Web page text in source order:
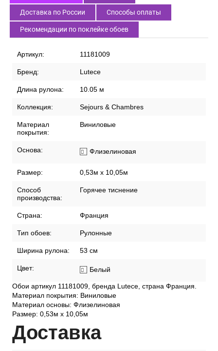
Доставка по России Способы оплаты
Рекомендации по поклейке обоев
Артикул: 11181009
Бренд: Lutece
Длина рулона: 10.05 м
Коллекция: Sejours & Chambres
Материал
покрытия:
Виниловые
Основа: Флизелиновая
Размер: 0,53м x 10,05м
Способ
производства:
Горячее тиснение
Страна: Франция
Тип обоев: Рулонные
Ширина рулона: 53 см
Цвет: Белый
Обои артикул 11181009, бренда Lutece, страна Франция.
Материал покрытия: Виниловые
Материал основы: Флизелиновая
Размер: 0,53м x 10,05м
Доставка